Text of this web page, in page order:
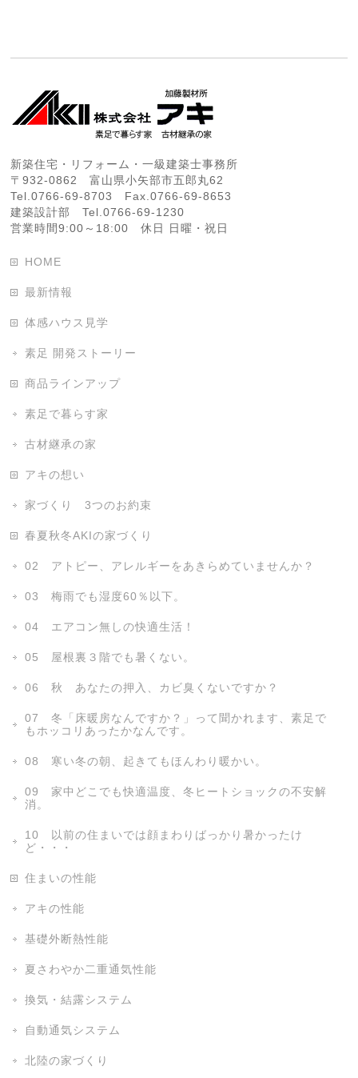
新築住宅・リフォーム・一級建築士事務所
〒932-0862 富山県小矢部市五郎丸62
Tel.0766-69-8703 Fax.0766-69-8653
建築設計部 Tel.0766-69-1230
営業時間9:00～18:00 休日 日曜・祝日
HOME
最新情報
体感ハウス見学
素足 開発ストーリー
商品ラインアップ
素足で暮らす家
古材継承の家
アキの想い
家づくり 3つのお約束
春夏秋冬AKIの家づくり
02 アトピー、アレルギーをあきらめていませんか？
03 梅雨でも湿度60％以下。
04 エアコン無しの快適生活！
05 屋根裏３階でも暑くない。
06 秋 あなたの押入、カビ臭くないですか？
07 冬「床暖房なんですか？」って聞かれます、素足で
もホッコリあったかなんです。
08 寒い冬の朝、起きてもほんわり暖かい。
09 家中どこでも快適温度、冬ヒートショックの不安解
消。
10 以前の住まいでは顔まわりばっかり暑かったけ
ど・・・
住まいの性能
アキの性能
基礎外断熱性能
夏さわやか二重通気性能
換気・結露システム
自動通気システム
北陸の家づくり